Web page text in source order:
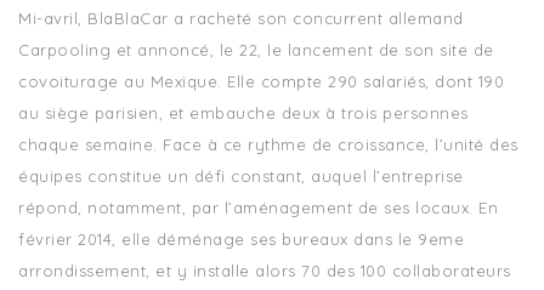
Mi-avril, BlaBlaCar a racheté son concurrent allemand
Carpooling et annoncé, le 22, le lancement de son site de
covoiturage au Mexique. Elle compte 290 salariés, dont 190
au siège parisien, et embauche deux à trois personnes
chaque semaine. Face à ce rythme de croissance, l’unité des
équipes constitue un défi constant, auquel l’entreprise
répond, notamment, par l’aménagement de ses locaux. En
février 2014, elle déménage ses bureaux dans le 9eme
arrondissement, et y installe alors 70 des 100 collaborateurs